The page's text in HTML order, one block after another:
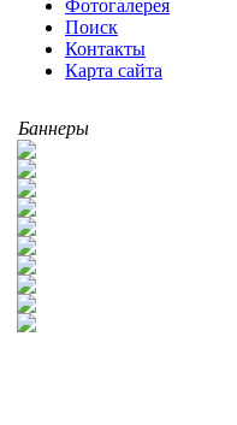
Фотогалерея
Поиск
Контакты
Карта сайта
Баннеры